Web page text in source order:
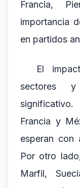
Francia,
importancia
en partidos
El
sectores
Francia y
esperan con
Por otro
Marfil,